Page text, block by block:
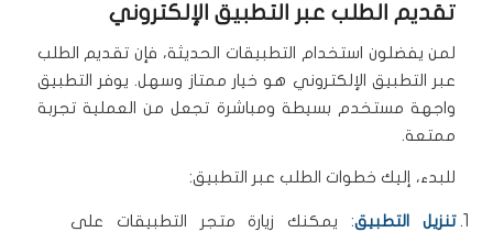
تقديم الطلب عبر التطبيق الإلكتروني
لمن يفضلون استخدام التطبيقات الحديثة، فإن تقديم الطلب
عبر التطبيق الإلكتروني هو خيار ممتاز وسهل. يوفر التطبيق
واجهة مستخدم بسيطة ومباشرة تجعل من العملية تجربة
ممتعة.
للبدء، إليك خطوات الطلب عبر التطبيق:
تنزيل التطبيق: يمكنك زيارة متجر التطبيقات على